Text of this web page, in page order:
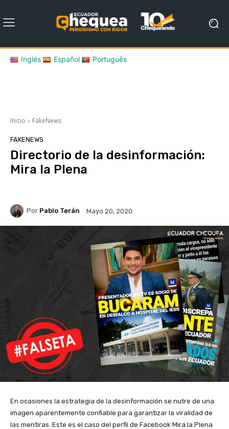
Inglés Español Português
Inicio FakeNews
FAKENEWS
Directorio de la desinformación:
Mira la Plena
Por Pablo Terán Mayo 20, 2020
En ocasiones la estrategia de la desinformación se nutre de una
imagen aparentemente confiable para garantizar la viralidad de
las mentiras. Este es el caso del perfil de Facebook Mira la Plena